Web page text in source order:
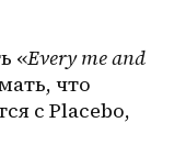
«Every me and
что
с Placebo,